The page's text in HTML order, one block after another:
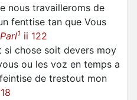
nous travailleroms de
fenttise tan que Vous
1 ii 122
si chose soit devers moy
ou les voz en temps a
de trestout mon